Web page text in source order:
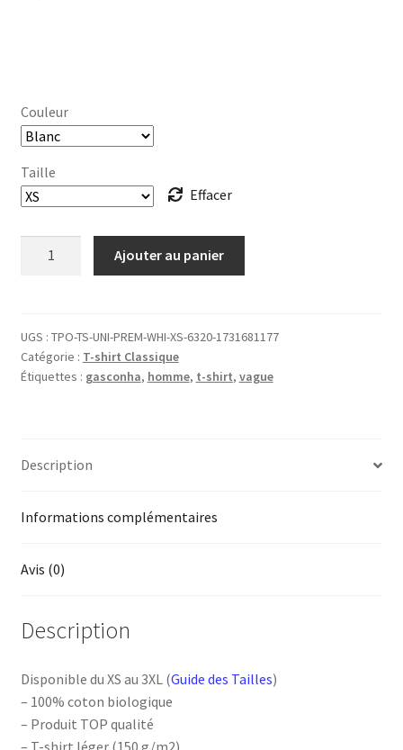
Couleur
Taille
Effacer
Homme
Gasconha
vague
Ajouter au panier
UGS : TPO-TS-UNI-PREM-WHI-XS-6320-1731681177
Catégorie : T-shirt Classique
Étiquettes : gasconha, homme, t-shirt, vague
Description
Informations complémentaires
Avis (0)
Description
Disponible du XS au 3XL (Guide des Tailles)
– 100% coton biologique
– Produit TOP qualité
– T-shirt léger (150 g/m2)